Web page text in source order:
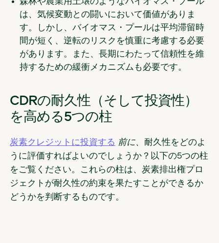
は、気候変動との闘いにおいて価値がありま
す。しかし、バイオマス・プールは平均滞留時
間が短く、逆転のリスクを慎重に考慮する必要
があります。また、長期にわたって信頼性を維
持するための緩衝メカニズムも必要です。
CDRの耐久性（そして投資性）
を高める5つの柱
炭素クレジットに投資する 前に、 耐久性をどのよ
うに評価すればよいのでしょうか？以下の5つの柱
をご覧ください。これらの柱は、炭素排出権プロ
ジェクトが耐久性の約束を果たすことができるか
どうかを判断するものです。